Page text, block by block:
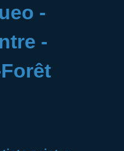
-
-